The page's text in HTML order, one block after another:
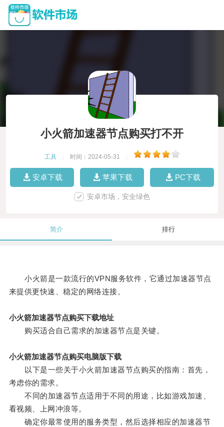
小火箭加速器节点购买打不开
工具 时间：2024-05-31
安卓下载 苹果下载 PC下载
安卓市场，安全绿色
简介 排行
小火箭是一款流行的VPN服务软件，它通过加速器节点
来提供更快速、稳定的网络连接。
小火箭加速器节点购买下载地址
购买适合自己需求的加速器节点是关键。
小火箭加速器节点购买电脑版下载
以下是一些关于小火箭加速器节点购买的指南：首先，
考虑你的需求。
不同的加速器节点适用于不同的用途，比如游戏加速、
看视频、上网冲浪等。
确定你最常使用的服务类型，然后选择相应的加速器节